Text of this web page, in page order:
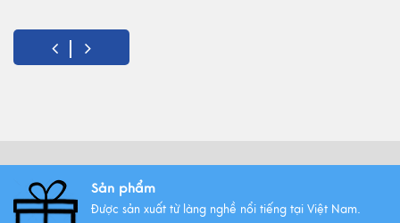
Sản phẩm
Được sản xuất từ làng nghề nổi tiếng tại Việt Nam.